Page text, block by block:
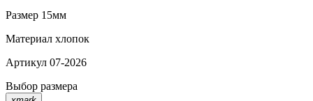
Размер 15мм
Материал хлопок
Артикул 07-2026
Выбор размера